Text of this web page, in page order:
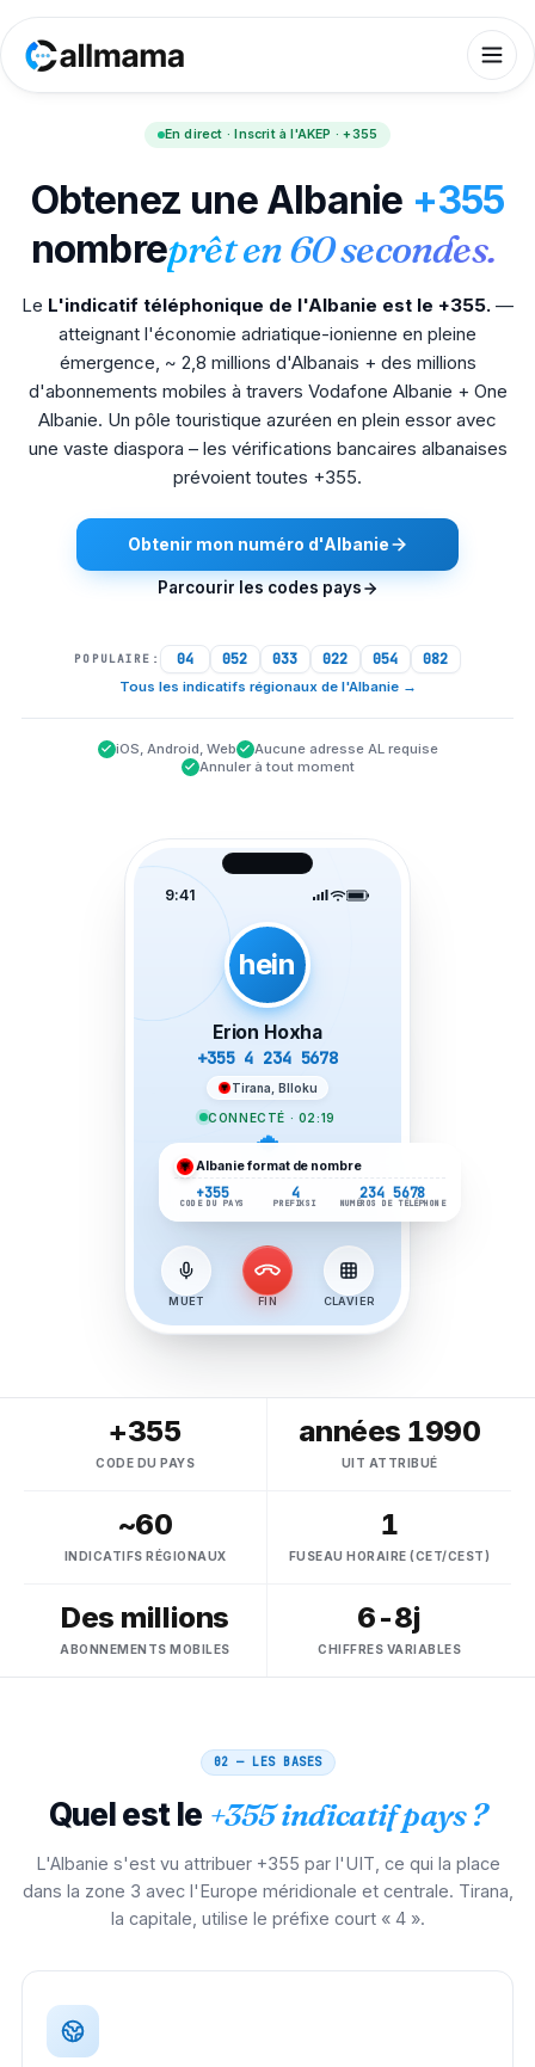
En direct · Inscrit à l'AKEP · +355
Obtenez une Albanie +355
nombreprêt en 60 secondes.
Le L'indicatif téléphonique de l'Albanie est le +355. —
atteignant l'économie adriatique-ionienne en pleine
émergence, ~ 2,8 millions d'Albanais + des millions
d'abonnements mobiles à travers Vodafone Albanie + One
Albanie. Un pôle touristique azuréen en plein essor avec
une vaste diaspora – les vérifications bancaires albanaises
prévoient toutes +355.
Obtenir mon numéro d'Albanie
Parcourir les codes pays
POPULAIRE: 04 052 033 022 054 082
Tous les indicatifs régionaux de l'Albanie→
iOS, Android, Web
Aucune adresse AL requise
Annuler à tout moment
9:41
hein
Erion Hoxha
+355 4 234 5678
Tirana, Blloku
CONNECTÉ · 02:19
MUET FIN CLAVIER
Albanieformat de nombre
+355
CODE DU PAYS
4
PREFIKSI
234 5678
NUMÉROS DE TÉLÉPHONE
+355
CODE DU PAYS
années 1990
UIT ATTRIBUÉ
~60
INDICATIFS RÉGIONAUX
1
FUSEAU HORAIRE (CET/CEST)
Des millions
ABONNEMENTS MOBILES
6-8j
CHIFFRES VARIABLES
02 — LES BASES
Quel est le +355 indicatif pays ?
L'Albanie s'est vu attribuer +355 par l'UIT, ce qui la place
dans la zone 3 avec l'Europe méridionale et centrale. Tirana,
la capitale, utilise le préfixe court « 4 ».